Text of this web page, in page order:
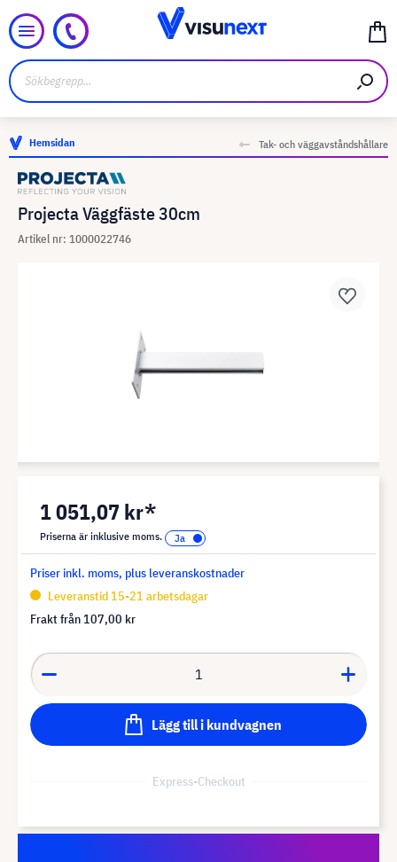
Hemsidan Tak- och väggavståndshållare
Projecta Väggfäste 30cm
Artikel nr: 1000022746
1 051,07 kr*
Priserna är inklusive moms.
Priser inkl. moms, plus leveranskostnader
Leveranstid 15-21 arbetsdagar
Frakt från 107,00 kr
Lägg till i kundvagnen
Express-Checkout